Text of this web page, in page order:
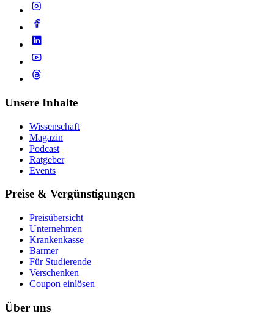
Unsere Inhalte
Wissenschaft
Magazin
Podcast
Ratgeber
Events
Preise & Vergünstigungen
Preisübersicht
Unternehmen
Krankenkasse
Barmer
Für Studierende
Ver­schen­ken
Coupon einlösen
Über uns